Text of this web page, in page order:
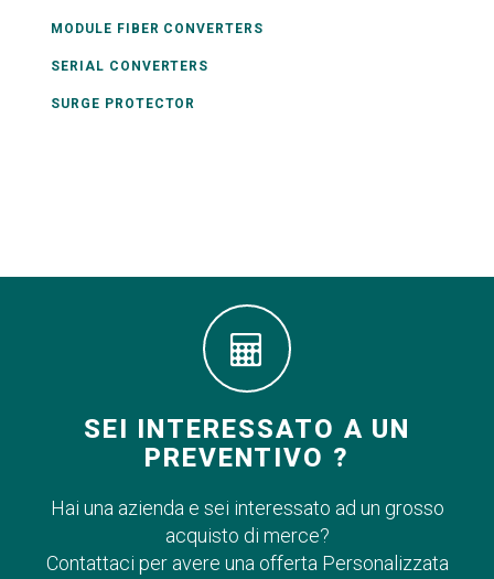
MODULE FIBER CONVERTERS
SERIAL CONVERTERS
SURGE PROTECTOR
SEI INTERESSATO A UN
PREVENTIVO ?
Hai una azienda e sei interessato ad un grosso
acquisto di merce?
Contattaci per avere una offerta Personalizzata